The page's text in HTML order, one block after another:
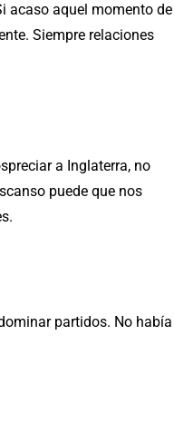
acaso aquel momento de
Siempre relaciones
a Inglaterra, no
puede que nos
partidos. No había